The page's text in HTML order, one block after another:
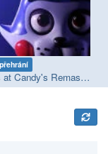
Five Nights at Candy's Remaster